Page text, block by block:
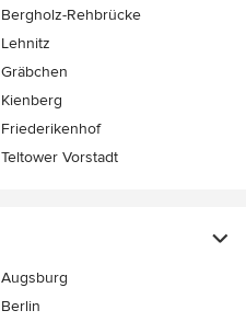
Bergholz-Rehbrücke
Lehnitz
Gräbchen
Kienberg
Friederikenhof
Teltower Vorstadt
Augsburg
Berlin